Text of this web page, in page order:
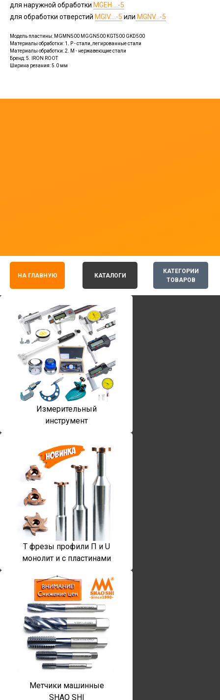
для наружной обработки MGEH....-5
для обработки отверстий MGIV....-5 или MGNV...-5
Модель пластины: MGMN500 MGGN500 KGT500 GKD500
Материалы обработки: 1. P - стали, легированные стали
Материалы обработки: 2. M - нержавеющие стали
Бренд: 5. IRON ROOT
Ширина резания: 5.0 мм
КАТЕГОРИИ
ТОВАРОВ
НА ГЛАВНУЮ КАТАЛОГИ
Измерительный
инструмент
T фрезы профили П и U
монолит и с пластинами
Метчики машинные
SHAO SHI